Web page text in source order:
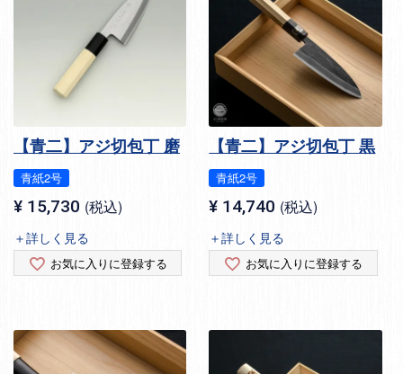
【青二】アジ切包丁 磨
青紙2号
¥ 15,730 税込
＋詳しく見る
お気に入りに登録する
【青二】アジ切包丁 黒
青紙2号
¥ 14,740 税込
＋詳しく見る
お気に入りに登録する